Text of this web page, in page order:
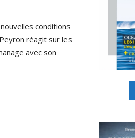
conditions
réagit sur les
avec son